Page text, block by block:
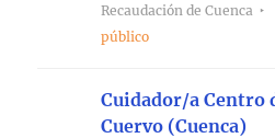
Recaudación de Cuenca
público
Cuidador/a Centro
Cuervo (Cuenca)